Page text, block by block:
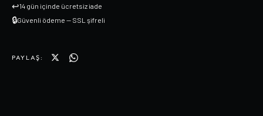
↩14 gün içinde ücretsiz iade
🔒Güvenli ödeme — SSL şifreli
PAYLAŞ: